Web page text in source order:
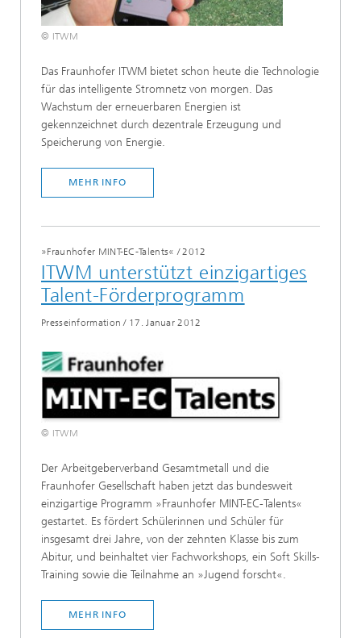
© ITWM
Das Fraunhofer ITWM bietet schon heute die Technologie
für das intelligente Stromnetz von morgen. Das
Wachstum der erneuerbaren Energien ist
gekennzeichnet durch dezentrale Erzeugung und
Speicherung von Energie.
MEHR INFO
»Fraunhofer MINT-EC-Talents« /2012
ITWM unterstützt einzigartiges
Talent-Förderprogramm
Presseinformation / 17. Januar 2012
© ITWM
Der Arbeitgeberverband Gesamtmetall und die
Fraunhofer Gesellschaft haben jetzt das bundesweit
einzigartige Programm »Fraunhofer MINT-EC-Talents«
gestartet. Es fördert Schülerinnen und Schüler für
insgesamt drei Jahre, von der zehnten Klasse bis zum
Abitur, und beinhaltet vier Fachworkshops, ein Soft Skills-
Training sowie die Teilnahme an »Jugend forscht«.
MEHR INFO